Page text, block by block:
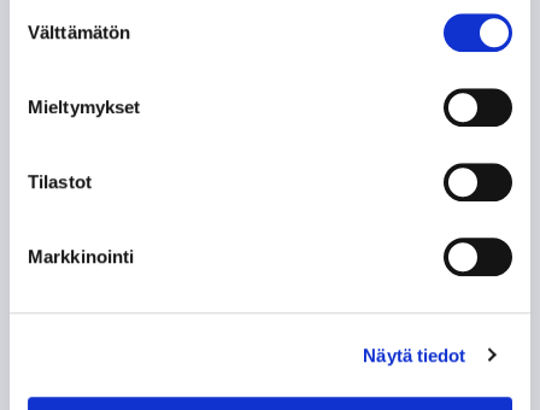
valinta
Välttämätön
Mieltymykset
Tilastot
Markkinointi
Näytä tiedot
16:29
Tampere Cupin kattava infopaketti